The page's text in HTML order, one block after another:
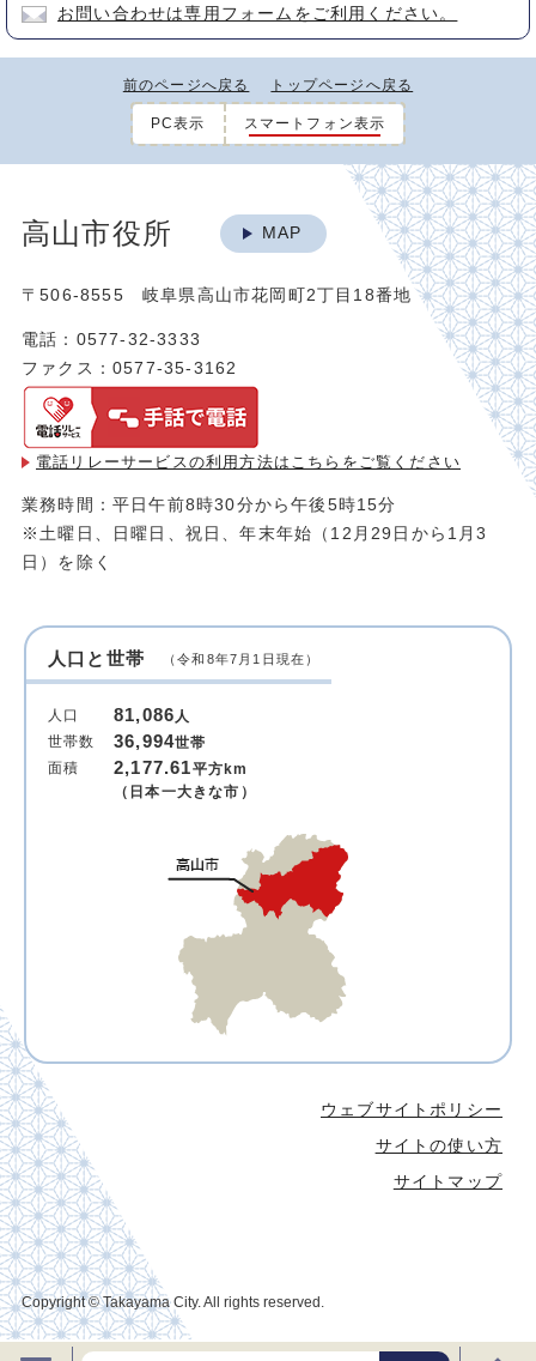
お問い合わせは専用フォームをご利用ください。
前のページへ戻る トップページへ戻る
PC表示 スマートフォン表示
高山市役所 MAP
〒506-8555 岐阜県高山市花岡町2丁目18番地
電話：0577-32-3333
ファクス：0577-35-3162
電話リレーサービスの利用方法は こちらをご覧ください
業務時間：平日午前8時30分から午後5時15分
※土曜日、日曜日、祝日、年末年始（12月29日から1月3
日）を除く
人口と世帯 （令和8年7月1日現在）
人口 81,086人
世帯数
36,994世帯
面積
2,177.61平方km
（日本一大きな市）
ウェブサイトポリシー
サイトの使い方
サイトマップ
Copyright © Takayama City. All rights reserved.